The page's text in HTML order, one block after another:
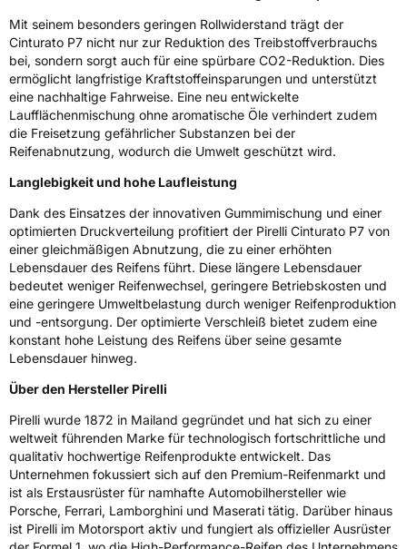
EisgripNein
EPREL ID594998
Allgemeine Produktsicherheit (GPSR)
HerstellerkontaktPIRELLI TYRE SPA, Viale Piero e Alberto
Pirelli 25 20126 Milano Italien,
www.pirelli.com,
consumer.support@pirelli.com
Mit seinem besonders geringen Rollwiderstand trägt der
Cinturato P7 nicht nur zur Reduktion des Treibstoffverbrauchs
bei, sondern sorgt auch für eine spürbare CO2-Reduktion. Dies
ermöglicht langfristige Kraftstoffeinsparungen und unterstützt
eine nachhaltige Fahrweise. Eine neu entwickelte
Laufflächenmischung ohne aromatische Öle verhindert zudem
die Freisetzung gefährlicher Substanzen bei der
Reifenabnutzung, wodurch die Umwelt geschützt wird.
Langlebigkeit und hohe Laufleistung
Dank des Einsatzes der innovativen Gummimischung und einer
optimierten Druckverteilung profitiert der Pirelli Cinturato P7 von
einer gleichmäßigen Abnutzung, die zu einer erhöhten
Lebensdauer des Reifens führt. Diese längere Lebensdauer
bedeutet weniger Reifenwechsel, geringere Betriebskosten und
eine geringere Umweltbelastung durch weniger Reifenproduktion
und -entsorgung. Der optimierte Verschleiß bietet zudem eine
konstant hohe Leistung des Reifens über seine gesamte
Lebensdauer hinweg.
Über den Hersteller Pirelli
Pirelli wurde 1872 in Mailand gegründet und hat sich zu einer
weltweit führenden Marke für technologisch fortschrittliche und
qualitativ hochwertige Reifenprodukte entwickelt. Das
Unternehmen fokussiert sich auf den Premium-Reifenmarkt und
ist als Erstausrüster für namhafte Automobilhersteller wie
Porsche, Ferrari, Lamborghini und Maserati tätig. Darüber hinaus
ist Pirelli im Motorsport aktiv und fungiert als offizieller Ausrüster